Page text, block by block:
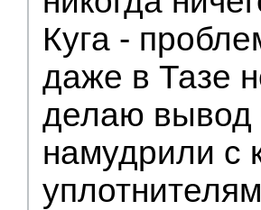
Куга -
даже в Тазе
делаю вывод
намудрили с